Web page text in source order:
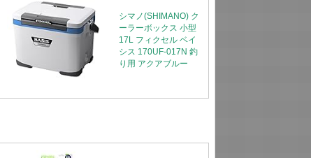
シマノ(SHIMANO) ク
ーラーボックス 小型
17L フィクセル ベイ
シス 170UF-017N 釣
り用 アクアブルー